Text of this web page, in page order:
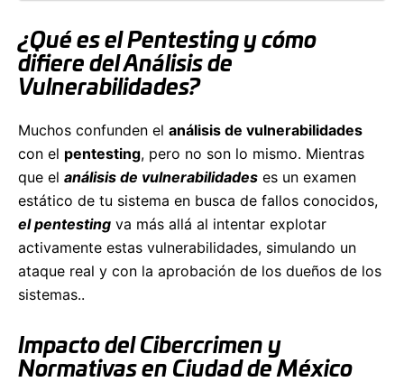
¿Qué es el Pentesting y cómo
difiere del Análisis de
Vulnerabilidades?
Muchos confunden el análisis de vulnerabilidades
con el pentesting, pero no son lo mismo. Mientras
que el análisis de vulnerabilidades es un examen
estático de tu sistema en busca de fallos conocidos,
el pentesting va más allá al intentar explotar
activamente estas vulnerabilidades, simulando un
ataque real y con la aprobación de los dueños de los
sistemas..
Impacto del Cibercrimen y
Normativas en Ciudad de México